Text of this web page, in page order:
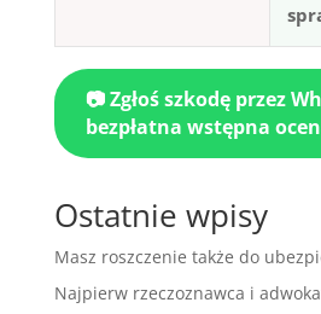
📷 Zgłoś szkodę przez
bezpłatna wstępna
Ostatnie wpisy
Masz roszczenie także do
Najpierw rzeczoznawca i